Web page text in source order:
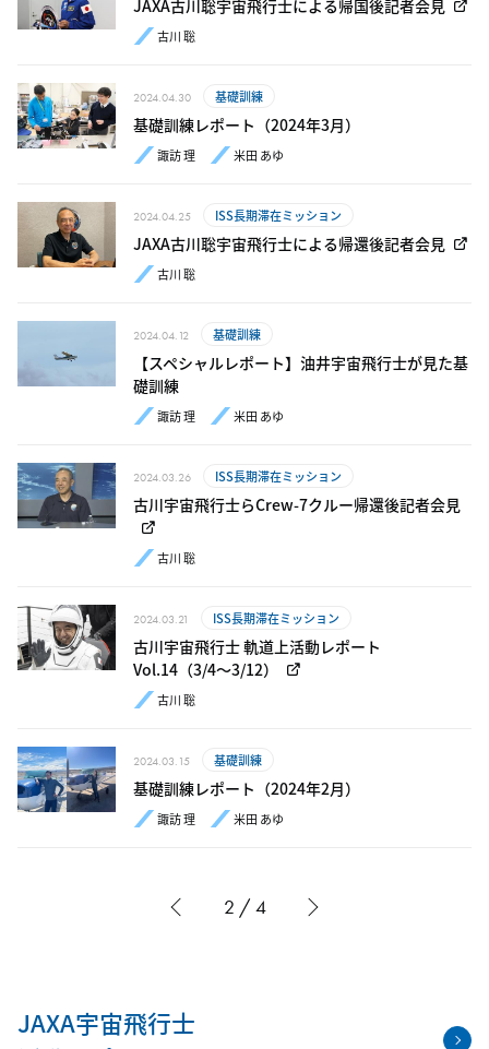
JAXA古川聡宇宙飛行士による帰国後記者会見
古川 聡
2024.04.30 基礎訓練
基礎訓練レポート（2024年3月）
諏訪 理 米田 あゆ
2024.04.25 ISS長期滞在ミッション
JAXA古川聡宇宙飛行士による帰還後記者会見
古川 聡
2024.04.12 基礎訓練
【スペシャルレポート】油井宇宙飛行士が見た基
礎訓練
諏訪 理 米田 あゆ
2024.03.26 ISS長期滞在ミッション
古川宇宙飛行士らCrew-7クルー帰還後記者会見
古川 聡
2024.03.21 ISS長期滞在ミッション
古川宇宙飛行士 軌道上活動レポート
Vol.14（3/4〜3/12）
古川 聡
2024.03.15 基礎訓練
基礎訓練レポート（2024年2月）
諏訪 理 米田 あゆ
2 / 4
JAXA宇宙飛行士